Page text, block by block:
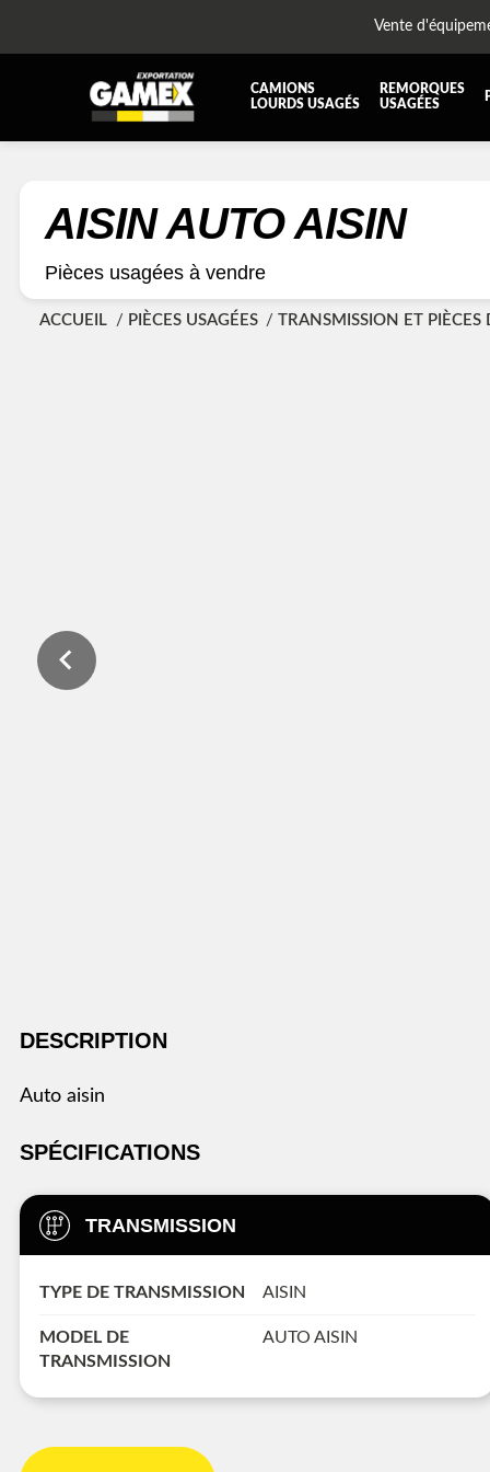
Vente
CAMIONS
LOURDS USAGÉS
REMORQUES
USAGÉES
DIFFÉRENTIELS ET SUSPENSIONS
KIT HYDRAULIQUE
PLATEFORME
AISIN AUTO AISIN
Pièces usagées à vendre
ACCUEIL PIÈCES USAGÉES TRANSMISSION ET PIÈCES
DESCRIPTION
auto aisin
SPÉCIFICATIONS
TRANSMISSION
TYPE DE TRANSMISSION AISIN
MODEL DE
TRANSMISSION
AUTO AISIN